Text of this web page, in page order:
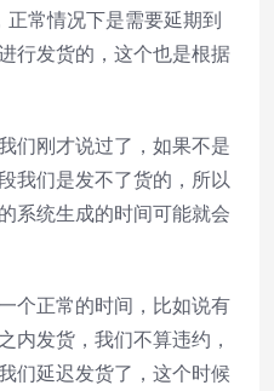
常情况下是需要延期到
行发货的，这个也是根据
们刚才说过了，如果不是
我们是发不了货的，所以
系统生成的时间可能就会
个正常的时间，比如说有
内发货，我们不算违约，
们延迟发货了，这个时候